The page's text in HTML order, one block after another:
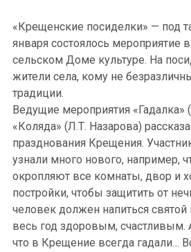
«Крещенские посиделки» — под
января состоялось мероприятие
сельском Доме культуре. На
жители села, кому не
традиции.
Ведущие мероприятия «Гадалка»
«Коляда» (Л.Т. Назарова)
празднования Крещения.
узнали много нового, например,
окропляют все комнаты, двор и
постройки, чтобы защитить от
человек должен напиться
весь год здоровым, счастливым.
что в Крещение всегда гадали…